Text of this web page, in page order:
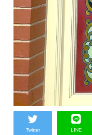
Twitter LINE